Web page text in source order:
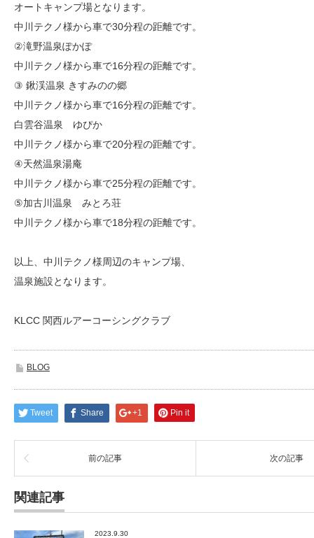
オートキャンプ場となります。
中川テクノ様から車で30分程の距離です。
②滝野温泉ぽかぽ
中川テクノ様から車で16分程の距離です。
③ 鍬渓温泉 きすみのの郷
中川テクノ様から車で16分程の距離です。
白雲谷温泉 ゆぴか
中川テクノ様から車で20分程の距離です。
④天然温泉湯庵
中川テクノ様から車で25分程の距離です。
⑤加古川温泉 みとろ荘
中川テクノ様から車で18分程の距離です。
以上、中川テクノ様周辺のキャンプ場、
温泉施設となります。
KLCC 関西ルアーコーシングクラブ
BLOG
Tweet Share +1 Pin it
前の記事 次の記事
関連記事
2023.9.30